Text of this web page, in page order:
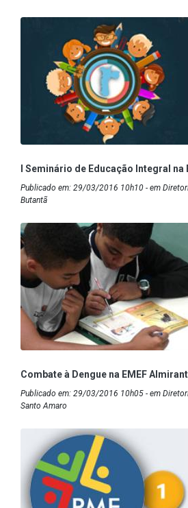
I Seminário de Educação Integral na
Publicado em: 29/03/2016 10h10 - em
Butantã
Combate à Dengue na EMEF
Publicado em: 29/03/2016 10h05 - em
Santo Amaro